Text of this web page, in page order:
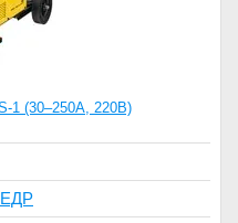
1 (30–250А, 220В)